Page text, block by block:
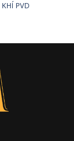
PVD